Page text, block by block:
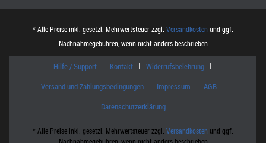
* Alle Preise inkl. gesetzl. Mehrwertsteuer zzgl. Versandkosten und ggf.
Nachnahmegebühren, wenn nicht anders beschrieben
Hilfe / Support Kontakt
Widerrufsbelehrung
Versand und Zahlungsbedingungen
Impressum
AGB
Datenschutzerklärung
* Alle Preise inkl. gesetzl. Mehrwertsteuer zzgl. Versandkosten und ggf.